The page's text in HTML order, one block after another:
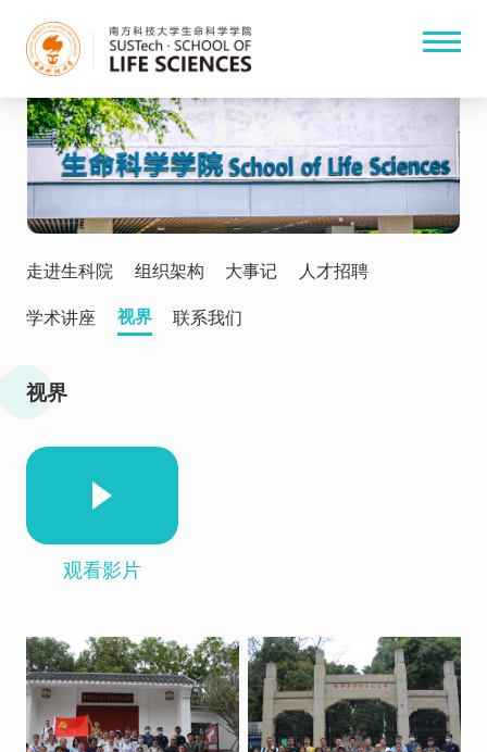
走进生科院 组织架构 大事记
人才招聘
学术讲座
视界 联系我们
视界
观看影片